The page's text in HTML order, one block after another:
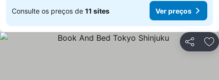
Consulte os preços de 11 sites Ver preços
Partilhar